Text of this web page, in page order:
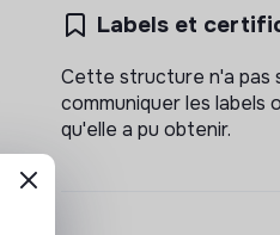
Labels et
Cette structure n'a pas
communiquer les labels
qu'elle a pu obtenir.